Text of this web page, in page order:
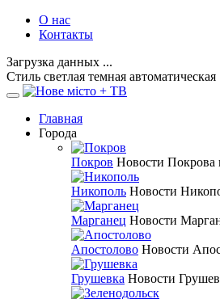
О нас
Контакты
Загрузка данных ...
Стиль светлая темная автоматическая
Главная
Города
Покров Новости Покрова
Никополь Новости
Марганец Новости
Апостолово Новости
Грушевка Новости